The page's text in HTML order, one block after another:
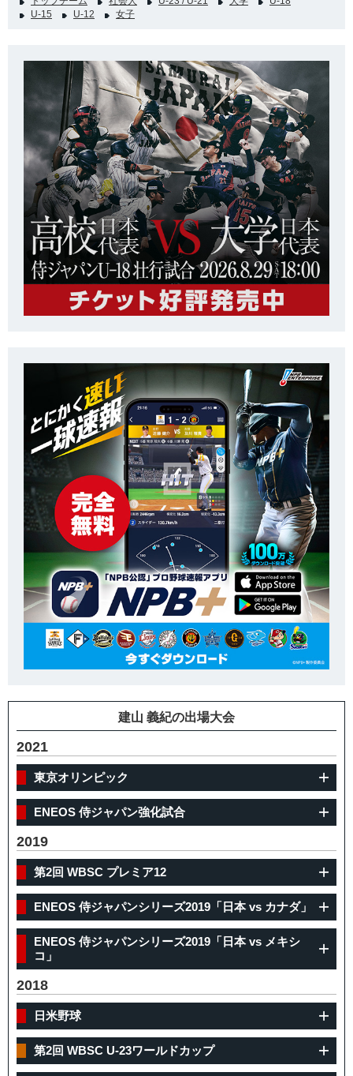
U-15
U-12 女子
建山 義紀の出場大会
2021
東京オリンピック
ENEOS 侍ジャパン強化試合
2019
第2回 WBSC プレミア12
ENEOS 侍ジャパンシリーズ2019「日本 vs カナダ」
ENEOS 侍ジャパンシリーズ2019「日本 vs メキシ
コ」
2018
日米野球
第2回 WBSC U-23ワールドカップ